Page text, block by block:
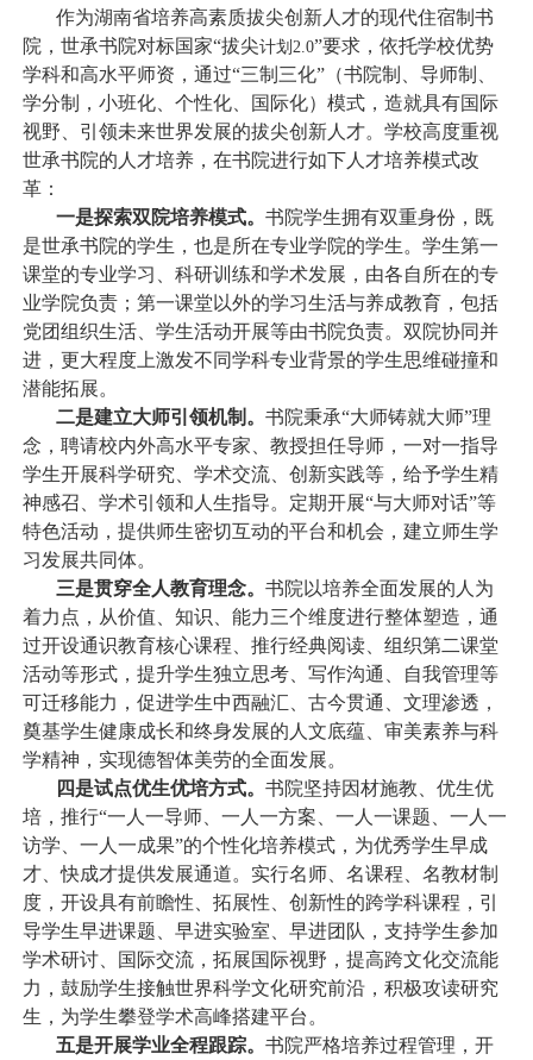
作为湖南省培养高素质拔尖创新人才的现代住宿制书
院，世承书院对标国家“拔尖计划 2.0”要求，依托学校优势
学科和高水平师资，通过“三制三化”（书院制、导师制、
学分制，小班化、个性化、国际化）模式，造就具有国际
视野、引领未来世界发展的拔尖创新人才。学校高度重视
世承书院的人才培养，在书院进行如下人才培养模式改
革：
一是探索双院培养模式。 书院学生拥有双重身份，既
是世承书院的学生，也是所在专业学院的学生。学生第一
课堂的专业学习、科研训练和学术发展，由各自所在的专
业学院负责；第一课堂以外的学习生活与养成教育，包括
党团组织生活、学生活动开展等由书院负责。双院协同并
进，更大程度上激发不同学科专业背景的学生思维碰撞和
潜能拓展。
二是建立大师引领机制。 书院秉承“大师铸就大师”理
念，聘请校内外高水平专家、教授担任导师，一对一指导
学生开展科学研究、学术交流、创新实践等，给予学生精
神感召、学术引领和人生指导。定期开展“与大师对话”等
特色活动，提供师生密切互动的平台和机会，建立师生学
习发展共同体。
三是贯穿全人教育理念。 书院以培养全面发展的人为
着力点，从价值、知识、能力三个维度进行整体塑造，通
过开设通识教育核心课程、推行经典阅读、组织第二课堂
活动等形式，提升学生独立思考、写作沟通、自我管理等
可迁移能力，促进学生中西融汇、古今贯通、文理渗透，
奠基学生健康成长和终身发展的人文底蕴、审美素养与科
学精神，实现德智体美劳的全面发展。
四是试点优生优培方式。 书院坚持因材施教、优生优
培，推行“一人一导师、一人一方案、一人一课题、一人一
访学、一人一成果”的个性化培养模式，为优秀学生早成
才、快成才提供发展通道。实行名师、名课程、名教材制
度，开设具有前瞻性、拓展性、创新性的跨学科课程，引
导学生早进课题、早进实验室、早进团队，支持学生参加
学术研讨、国际交流，拓展国际视野，提高跨文化交流能
力，鼓励学生接触世界科学文化研究前沿，积极攻读研究
生，为学生攀登学术高峰搭建平台。
五是开展学业全程跟踪。 书院严格培养过程管理，开